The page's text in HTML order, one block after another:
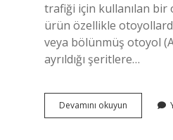
trafiği için kullanılan bir
ürün özellikle
veya bölünmüş otoyol
ayrıldığı şeritlere…
Devamını okuyun
Yönlü